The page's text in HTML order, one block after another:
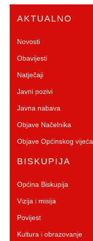
AKTUALNO
Novosti
Obavijesti
Natječaji
Javni pozivi
Javna nabava
Objave Načelnika
Objave Općinskog vijeća
BISKUPIJA
Općina Biskupija
Vizija i misija
Povijest
Kultura i obrazovanje